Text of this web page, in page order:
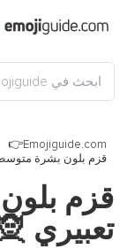
Emojiguide.com
قزم بلون بشرة
قزم
تعبيري